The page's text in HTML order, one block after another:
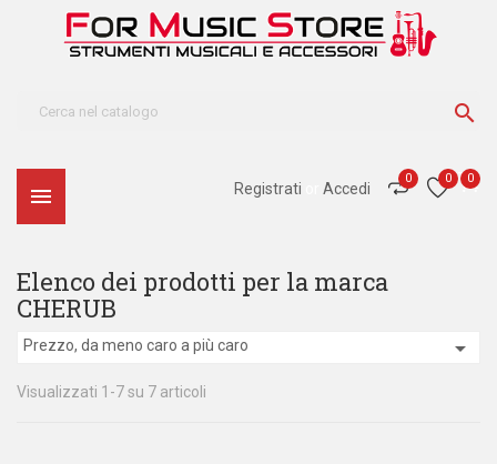


0
0
0
Registrati Accedi
Elenco dei prodotti per la marca
CHERUB
Prezzo, da meno caro a più caro 
Visualizzati 1-7 su 7 articoli